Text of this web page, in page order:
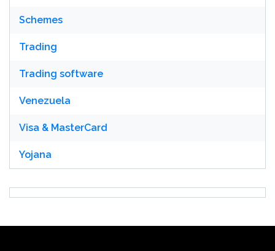
Schemes
Trading
Trading software
Venezuela
Visa & MasterCard
Yojana